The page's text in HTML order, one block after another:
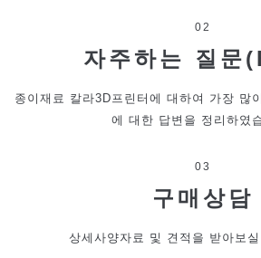
02
자주하는 질문
종이재료 칼라3D프린터에 대하여 가장 많
에 대한 답변을 정리하였
03
구매상담
상세사양자료 및 견적을 받아보